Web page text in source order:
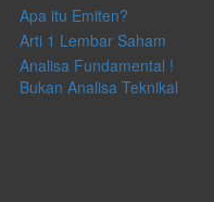
Apa itu Emiten?
Arti 1 Lembar Saham
Analisa Fundamental !
Bukan Analisa Teknikal